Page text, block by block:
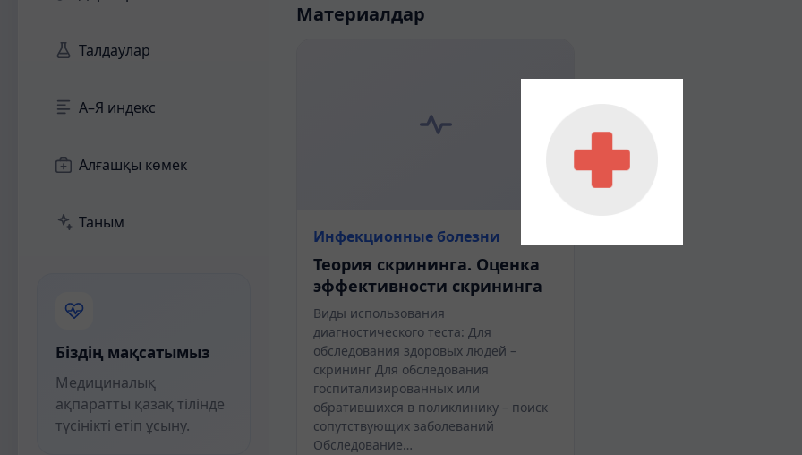
Талдаулар
А–Я индекс
Алғашқы көмек
Таным
Біздің мақсатымыз
Медициналық
ақпаратты қазақ тілінде
түсінікті етіп ұсыну.
Материалдар
Инфекционные болезни
Теория скрининга. Оценка
эффективности скрининга
Виды использования
диагностического теста: Для
обследования здоровых людей –
скрининг Для обследования
госпитализированных или
обратившихся в поликлинику – поиск
сопутствующих заболеваний
Обследование…